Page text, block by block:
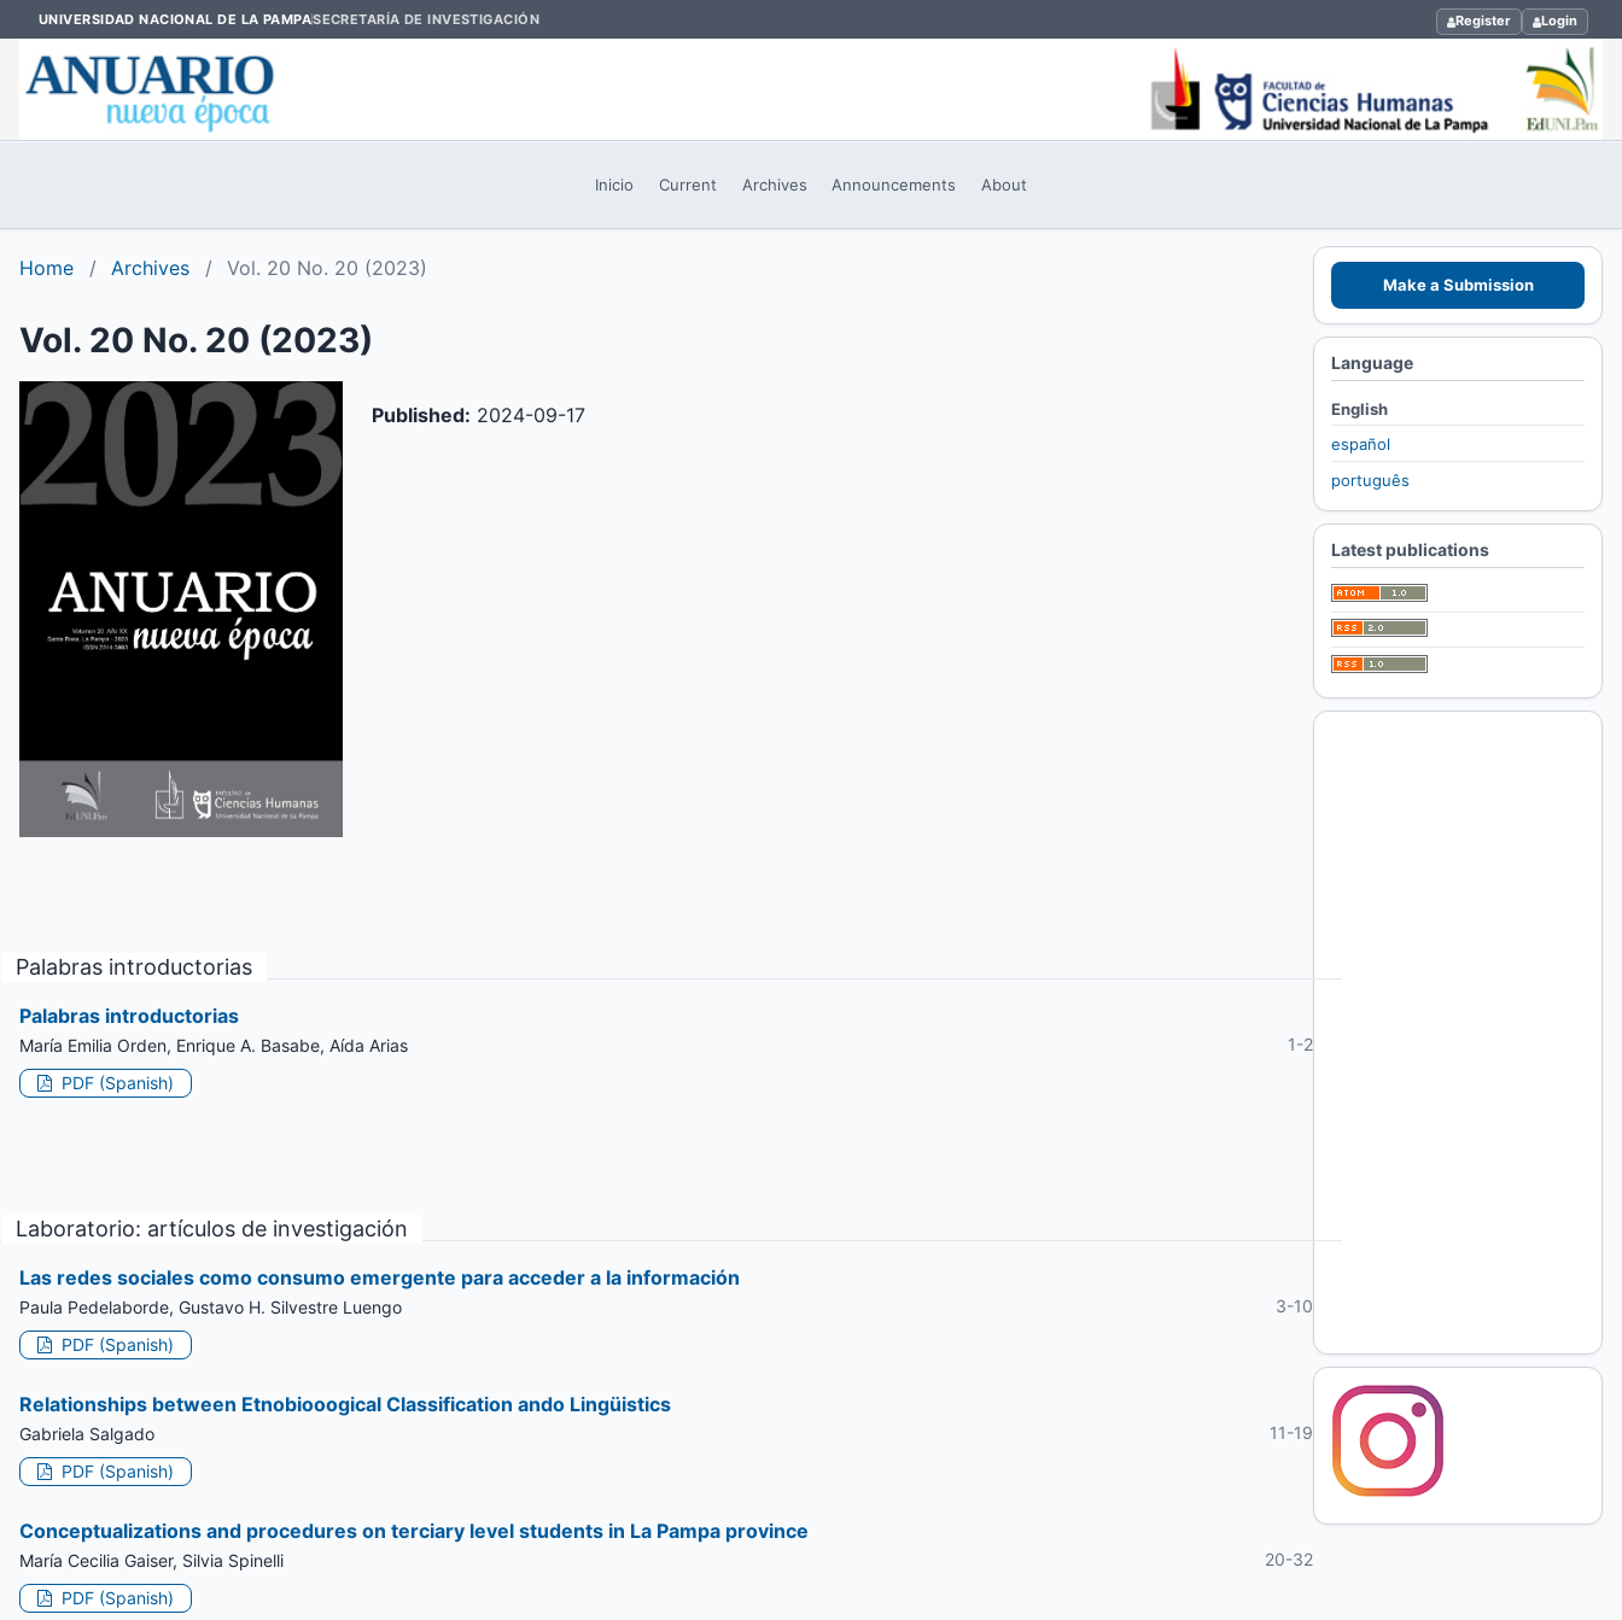
UNIVERSIDAD NACIONAL DE LA PAMPASECRETARÍA DE INVESTIGACIÓN Register Login
Inicio Current Archives Announcements About
Home / Archives / Vol. 20 No. 20 (2023)
Vol. 20 No. 20 (2023)
Published: 2024-09-17
Palabras introductorias
Palabras introductorias
María Emilia Orden, Enrique A. Basabe, Aída Arias
1-2
PDF (Spanish)
Laboratorio: artículos de investigación
Las redes sociales como consumo emergente para acceder a la información
Paula Pedelaborde, Gustavo H. Silvestre Luengo
3-10
PDF (Spanish)
Relationships between Etnobiooogical Classification ando Lingüistics
Gabriela Salgado
11-19
PDF (Spanish)
Conceptualizations and procedures on terciary level students in La Pampa province
María Cecilia Gaiser, Silvia Spinelli
20-32
PDF (Spanish)
Make a Submission
Language
English
español
português
Latest publications